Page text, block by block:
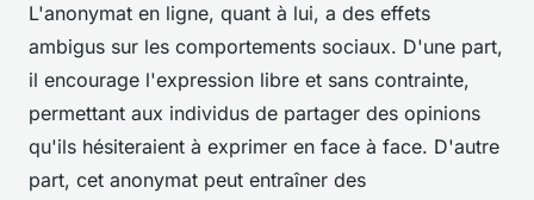
L'anonymat en ligne, quant à lui, a des effets
ambigus sur les comportements sociaux. D'une part,
il encourage l'expression libre et sans contrainte,
permettant aux individus de partager des opinions
qu'ils hésiteraient à exprimer en face à face. D'autre
part, cet anonymat peut entraîner des